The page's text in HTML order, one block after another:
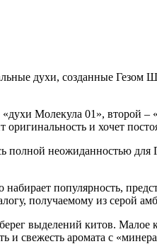
духи, созданные Гезом
Молекула 01», второй
и хочет
полной неожиданностью
популярность,
получаемому из серой
выделений китов. Малое
и свежесть аромата с